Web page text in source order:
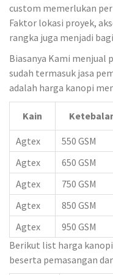
custom memerlukan
Faktor lokasi proyek,
rangka juga menjadi
Biasanya Kami menjual
sudah termasuk jasa
adalah harga kanopi
Kain
Agtex 550 GSM
Agtex
650 GSM
Agtex
750 GSM
Agtex
850 GSM
Agtex
950 GSM
Berikut list harga
beserta pemasangan